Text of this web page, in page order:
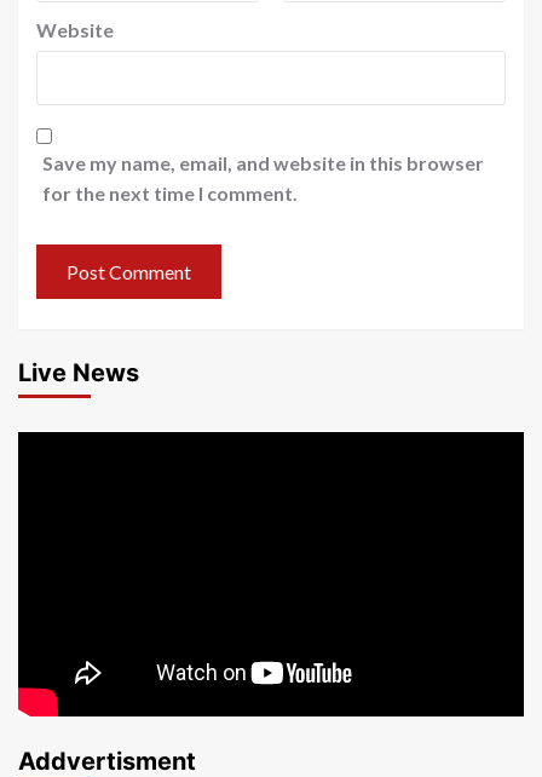
Website
Save my name, email, and website in this browser
for the next time I comment.
Live News
Addvertisment